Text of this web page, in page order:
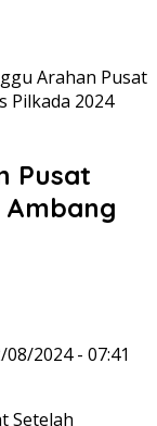
Arahan Pusat
Pilkada 2024
Pusat
Ambang
08/2024 - 07:41